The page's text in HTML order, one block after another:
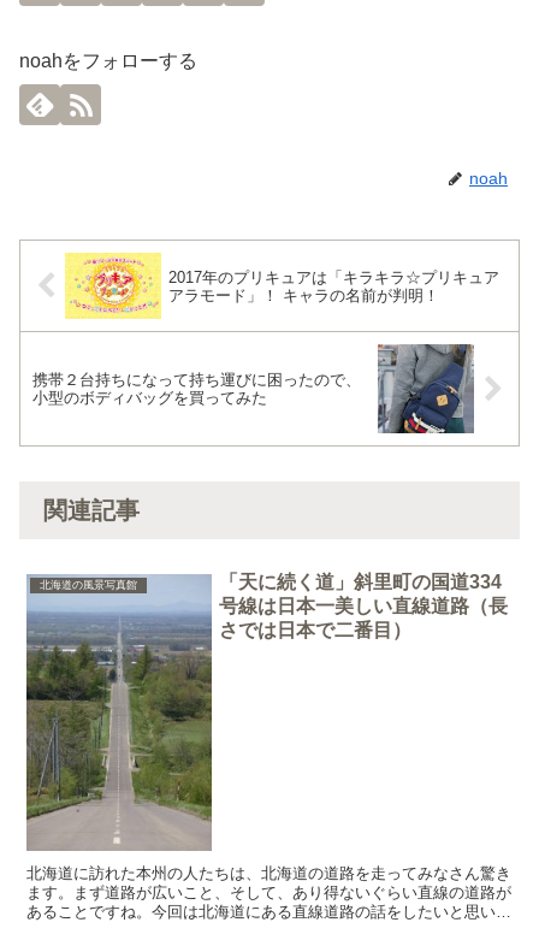
noahをフォローする
noah
2017年のプリキュアは「キラキラ☆プリキュア
アラモード」！ キャラの名前が判明！
携帯２台持ちになって持ち運びに困ったので、
小型のボディバッグを買ってみた
関連記事
北海道の風景写真館
「天に続く道」斜里町の国道334
号線は日本一美しい直線道路（長
さでは日本で二番目）
北海道に訪れた本州の人たちは、北海道の道路を走ってみなさん驚き
ます。まず道路が広いこと、そして、あり得ないぐらい直線の道路が
あることですね。今回は北海道にある直線道路の話をしたいと思いま